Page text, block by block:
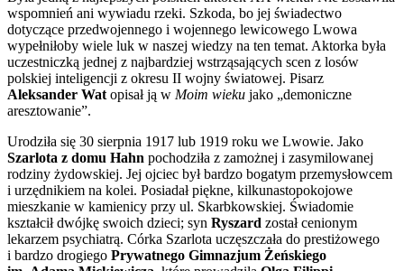
wspomnień ani wywiadu rzeki. Szkoda, bo jej świadectwo
dotyczące przedwojennego i wojennego lewicowego Lwowa
wypełniłoby wiele luk w naszej wiedzy na ten temat. Aktorka była
uczestniczką jednej z najbardziej wstrząsających scen z losów
polskiej inteligencji z okresu II wojny światowej. Pisarz
Aleksander Wat opisał ją w Moim wieku jako „demoniczne
aresztowanie”.
Urodziła się 30 sierpnia 1917 lub 1919 roku we Lwowie. Jako
Szarlota z domu Hahn pochodziła z zamożnej i zasymilowanej
rodziny żydowskiej. Jej ojciec był bardzo bogatym przemysłowcem
i urzędnikiem na kolei. Posiadał piękne, kilkunastopokojowe
mieszkanie w kamienicy przy ul. Skarbkowskiej. Świadomie
kształcił dwójkę swoich dzieci; syn Ryszard został cenionym
lekarzem psychiatrą. Córka Szarlota uczęszczała do prestiżowego
i bardzo drogiego Prywatnego Gimnazjum Żeńskiego